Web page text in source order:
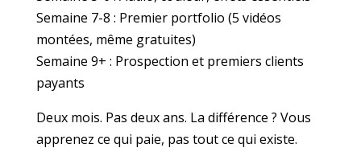
Semaine 7-8 : Premier portfolio (5 vidéos
montées, même gratuites)
Semaine 9+ : Prospection et premiers clients
payants
Deux mois. Pas deux ans. La différence ? Vous
apprenez ce qui paie, pas tout ce qui existe.